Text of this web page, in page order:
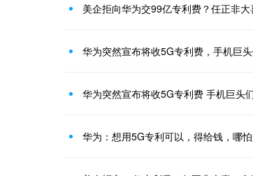
美企拒向华为交99亿专利费？任正非
华为突然宣布将收5G专利费，手机巨
华为突然宣布将收5G专利费 手机巨头
华为：想用5G专利可以，得给钱，哪